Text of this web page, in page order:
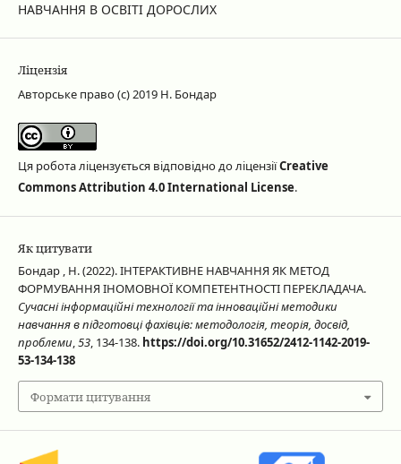
НАВЧАННЯ В ОСВІТІ ДОРОСЛИХ
Ліцензія
Авторське право (c) 2019 Н. Бондар
Ця робота ліцензується відповідно до ліцензіїCreative
Commons Attribution 4.0 International License.
Як цитувати
Бондар , Н. (2022). ІНТЕРАКТИВНЕ НАВЧАННЯ ЯК МЕТОД
ФОРМУВАННЯ ІНОМОВНОЇ КОМПЕТЕНТНОСТІ ПЕРЕКЛАДАЧА.
Сучасні інформаційні технології та інноваційні методики
навчання в підготовці фахівців: методологія, теорія, досвід,
проблеми,53, 134-138. https://doi.org/10.31652/2412-1142-2019-
53-134-138
Формати цитування